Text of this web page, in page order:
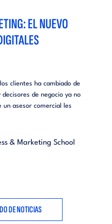
EL NUEVO
clientes ha cambiado de
de negocio ya no
un asesor comercial les
& Marketing School
DE NOTICIAS